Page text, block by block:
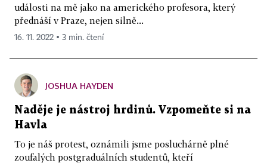
události na mě jako na amerického profesora, který
přednáší v Praze, nejen silně...
16. 11. 2022 ▪ 3 min. čtení
JOSHUA HAYDEN
Naděje je nástroj hrdinů. Vzpomeňte si na
Havla
To je náš protest, oznámili jsme posluchárně plné
zoufalých postgraduálních studentů, kteří